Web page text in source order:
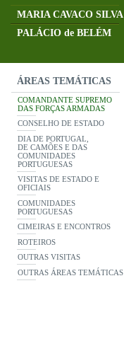
MARIA CAVACO SILVA
PALÁCIO de BELÉM
ÁREAS TEMÁTICAS
COMANDANTE SUPREMO
DAS FORÇAS ARMADAS
CONSELHO DE ESTADO
DIA DE PORTUGAL,
DE CAMÕES E DAS
COMUNIDADES
PORTUGUESAS
VISITAS DE ESTADO E
OFICIAIS
COMUNIDADES
PORTUGUESAS
CIMEIRAS E ENCONTROS
ROTEIROS
OUTRAS VISITAS
OUTRAS ÁREAS TEMÁTICAS